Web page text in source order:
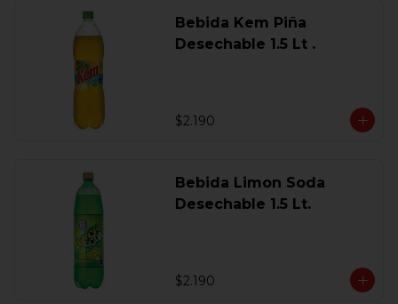
Bebida Kem Piña
Desechable 1.5 Lt .
$2.190
Bebida Limon Soda
Desechable 1.5 Lt.
$2.190